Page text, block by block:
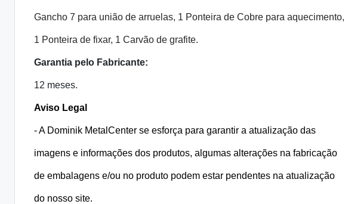
Gancho 7 para união de arruelas, 1 Ponteira de Cobre para aquecimento,
1 Ponteira de fixar, 1 Carvão de grafite.
Garantia pelo Fabricante:
12 meses.
Aviso Legal
- A Dominik MetalCenter se esforça para garantir a atualização das
imagens e informações dos produtos, algumas alterações na fabricação
de embalagens e/ou no produto podem estar pendentes na atualização
do nosso site.